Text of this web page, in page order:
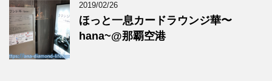
2019/02/26
ほっと一息カードラウンジ華〜
hana~@那覇空港